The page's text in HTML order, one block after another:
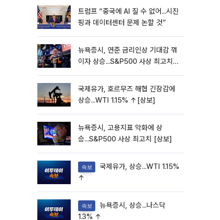
트럼프 “중국에 AI 질 수 없어...시진
핑과 데이터센터 문제 논할 것”
뉴욕증시, 연준 금리인상 기대감 꺾
이자 상승...S&P500 사상 최고치
국제유가, 호르무즈 해협 긴장감에
상승...WTI 1.15% ↑[상보]
뉴욕증시, 고용지표 악화에 상
승...S&P500 사상 최고치 [상보]
속보
↑
속보
1.3% ↑